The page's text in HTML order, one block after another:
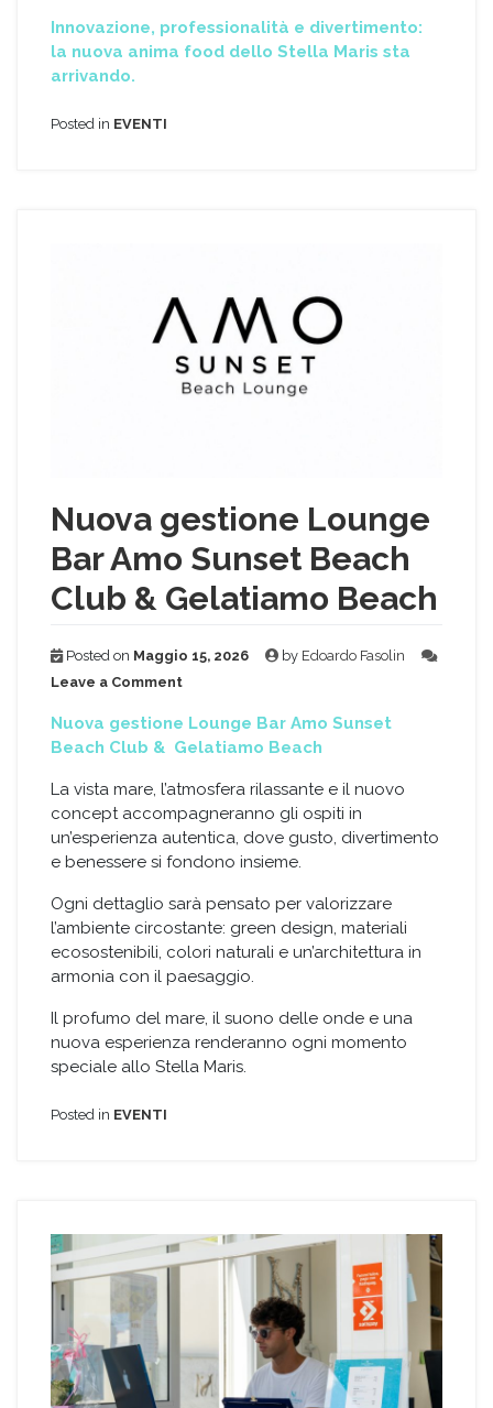
Innovazione, professionalità e divertimento:
la nuova anima food dello Stella Maris sta
arrivando.
Posted in EVENTI
Nuova gestione Lounge
Bar Amo Sunset Beach
Club & Gelatiamo Beach
Posted on Maggio 15, 2026 by Edoardo Fasolin
Leave a Comment
gestione
Lounge
Amo
Beach
Club
&
Beach
Nuova gestione Lounge Bar Amo Sunset
Beach Club & Gelatiamo Beach
La vista mare, l’atmosfera rilassante e il nuovo
concept accompagneranno gli ospiti in
un’esperienza autentica, dove gusto, divertimento
e benessere si fondono insieme.
Ogni dettaglio sarà pensato per valorizzare
l’ambiente circostante: green design, materiali
ecosostenibili, colori naturali e un’architettura in
armonia con il paesaggio.
Il profumo del mare, il suono delle onde e una
nuova esperienza renderanno ogni momento
speciale allo Stella Maris.
Posted in EVENTI